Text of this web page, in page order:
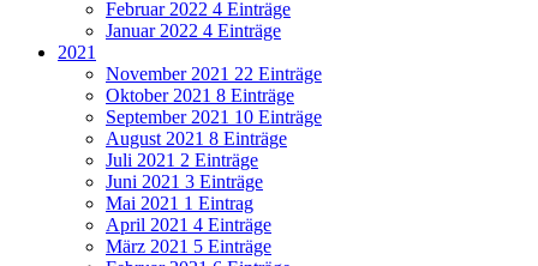
Februar 2022 4 Einträge
Januar 2022 4 Einträge
2021
November 2021 22 Einträge
Oktober 2021 8 Einträge
September 2021 10 Einträge
August 2021 8 Einträge
Juli 2021 2 Einträge
Juni 2021 3 Einträge
Mai 2021 1 Eintrag
April 2021 4 Einträge
März 2021 5 Einträge